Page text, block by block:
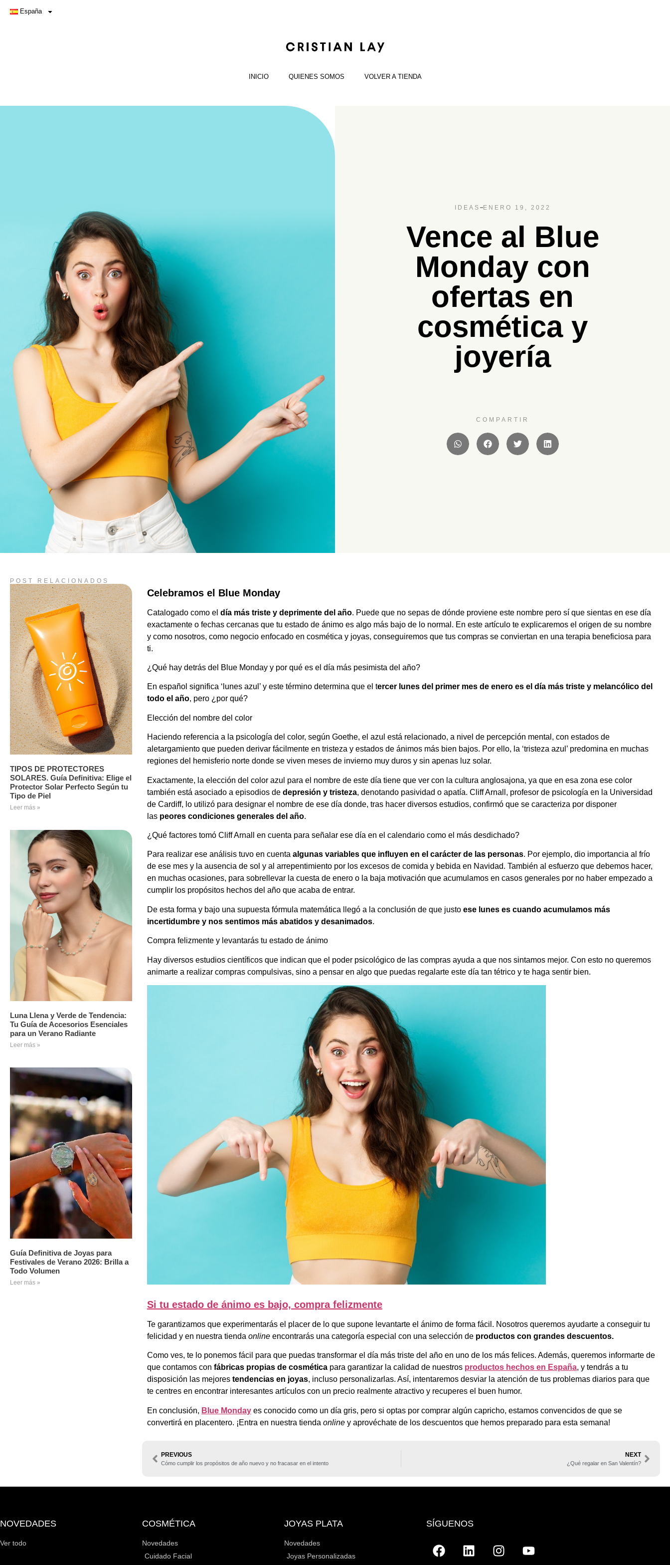
España
INICIO QUIENES SOMOS VOLVER A TIENDA
IDEAS ENERO 19, 2022
Vence al Blue
Monday con
ofertas en
cosmética y
joyería
COMPARTIR
POST RELACIONADOS
TIPOS DE PROTECTORES
SOLARES. Guía Definitiva: Elige el
Protector Solar Perfecto Según tu
Tipo de Piel
Leer más »
Luna Llena y Verde de Tendencia:
Tu Guía de Accesorios Esenciales
para un Verano Radiante
Leer más »
Guía Definitiva de Joyas para
Festivales de Verano 2026: Brilla a
Todo Volumen
Leer más »
Celebramos el Blue Monday
Catalogado como el día más triste y deprimente del año. Puede que no sepas de dónde proviene este nombre pero sí que sientas en ese día
exactamente o fechas cercanas que tu estado de ánimo es algo más bajo de lo normal. En este artículo te explicaremos el origen de su nombre
y como nosotros, como negocio enfocado en cosmética y joyas, conseguiremos que tus compras se conviertan en una terapia beneficiosa para
ti.
¿Qué hay detrás del Blue Monday y por qué es el día más pesimista del año?
En español significa ‘lunes azul’ y este término determina que el tercer lunes del primer mes de enero es el día más triste y melancólico del
todo el año, pero ¿por qué?
Elección del nombre del color
Haciendo referencia a la psicología del color, según Goethe, el azul está relacionado, a nivel de percepción mental, con estados de
aletargamiento que pueden derivar fácilmente en tristeza y estados de ánimos más bien bajos. Por ello, la ‘tristeza azul’ predomina en muchas
regiones del hemisferio norte donde se viven meses de invierno muy duros y sin apenas luz solar.
Exactamente, la elección del color azul para el nombre de este día tiene que ver con la cultura anglosajona, ya que en esa zona ese color
también está asociado a episodios de depresión y tristeza, denotando pasividad o apatía. Cliff Arnall, profesor de psicología en la Universidad
de Cardiff, lo utilizó para designar el nombre de ese día donde, tras hacer diversos estudios, confirmó que se caracteriza por disponer
laspeores condiciones generales del año.
¿Qué factores tomó Cliff Arnall en cuenta para señalar ese día en el calendario como el más desdichado?
Para realizar ese análisis tuvo en cuenta algunas variables que influyen en el carácter de las personas. Por ejemplo, dio importancia al frío
de ese mes y la ausencia de sol y al arrepentimiento por los excesos de comida y bebida en Navidad. También al esfuerzo que debemos hacer,
en muchas ocasiones, para sobrellevar la cuesta de enero o la baja motivación que acumulamos en casos generales por no haber empezado a
cumplir los propósitos hechos del año que acaba de entrar.
De esta forma y bajo una supuesta fórmula matemática llegó a la conclusión de que justo ese lunes es cuando acumulamos más
incertidumbre y nos sentimos más abatidos y desanimados.
Compra felizmente y levantarás tu estado de ánimo
Hay diversos estudios científicos que indican que el poder psicológico de las compras ayuda a que nos sintamos mejor. Con esto no queremos
animarte a realizar compras compulsivas, sino a pensar en algo que puedas regalarte este día tan tétrico y te haga sentir bien.
Si tu estado de ánimo es bajo, compra felizmente
Te garantizamos que experimentarás el placer de lo que supone levantarte el ánimo de forma fácil. Nosotros queremos ayudarte a conseguir tu
felicidad y en nuestra tienda online encontrarás una categoría especial con una selección de productos con grandes descuentos.
Como ves, te lo ponemos fácil para que puedas transformar el día más triste del año en uno de los más felices. Además, queremos informarte de
que contamos con fábricas propias de cosméticapara garantizar la calidad de nuestros productos hechos en España, y tendrás a tu
disposición las mejorestendencias en joyas, incluso personalizarlas. Así, intentaremos desviar la atención de tus problemas diarios para que
te centres en encontrar interesantes artículos con un precio realmente atractivo y recuperes el buen humor.
En conclusión, Blue Mondayes conocido como un día gris, pero si optas por comprar algún capricho, estamos convencidos de que se
convertirá en placentero. ¡Entra en nuestra tienda onliney aprovéchate de los descuentos que hemos preparado para esta semana!
PREVIOUS
Cómo cumplir los propósitos de año nuevo y no fracasar en el intento
NEXT
¿Qué regalar en San Valentín?
NOVEDADES
Ver todo
COSMÉTICA
Novedades
Cuidado Facial
JOYAS PLATA
Novedades
Joyas Personalizadas
SÍGUENOS